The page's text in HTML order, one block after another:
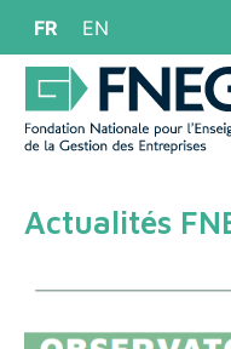
FR EN
Actualités